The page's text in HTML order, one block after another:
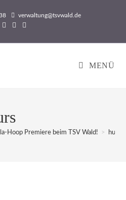
verwaltung@tsvwald.de
MENÜ
Hoop Premiere beim TSV Wald! > hula-